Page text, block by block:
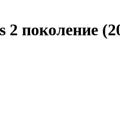
поколение